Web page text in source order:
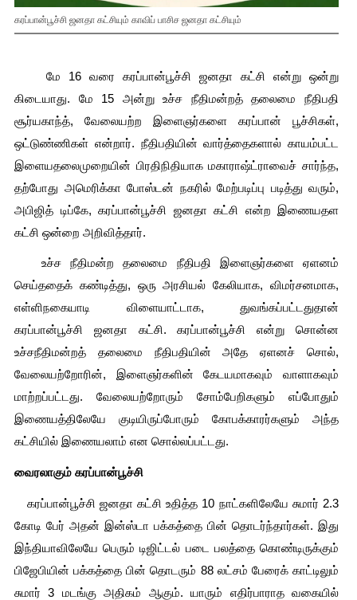
கரப்பான்பூச்சி ஜனதா கட்சியும் காவிப் பாசிச ஜனதா கட்சியும்
கிடையாது. மே 15 அன்று உச்ச நீதிமன்றத் தலைமை நீதிபதி
சூர்யகாந்த், வேலையற்ற இளைஞர்களை கரப்பான் பூச்சிகள்,
ஒட்டுண்ணிகள் என்றார். நீதிபதியின் வார்த்தைகளால் காயம்பட்ட
இளையதலைமுறையின் பிரதிநிதியாக மகாராஷ்ட்ராவைச் சார்ந்த,
தற்போது அமெரிக்கா போஸ்டன் நகரில் மேற்படிப்பு படித்து வரும்,
அபிஜித் டிப்கே, கரப்பான்பூச்சி ஜனதா கட்சி என்ற இணையதள
கட்சி ஒன்றை அறிவித்தார்.
செய்ததைக் கண்டித்து, ஒரு அரசியல் கேலியாக, விமர்சனமாக,
எள்ளிநகையாடி விளையாட்டாக, துவங்கப்பட்டதுதான்
கரப்பான்பூச்சி ஜனதா கட்சி. கரப்பான்பூச்சி என்று சொன்ன
உச்சநீதிமன்றத் தலைமை நீதிபதியின் அதே ஏளனச் சொல்,
வேலையற்றோரின், இளைஞர்களின் கேடயமாகவும் வாளாகவும்
மாற்றப்பட்டது. வேலையற்றோரும் சோம்பேறிகளும் எப்போதும்
இணையத்திலேயே குடியிருப்போரும் கோபக்காரர்களும் அந்த
கட்சியில் இணையலாம் என சொல்லப்பட்டது.
வைரலாகும் கரப்பான்பூச்சி
கோடி பேர் அதன் இன்ஸ்டா பக்கத்தை பின் தொடர்ந்தார்கள். இது
இந்தியாவிலேயே பெரும் டிஜிட்டல் படை பலத்தை கொண்டிருக்கும்
பிஜேபியின் பக்கத்தை பின் தொடரும் 88 லட்சம் பேரைக் காட்டிலும்
சுமார் 3 மடங்கு அதிகம் ஆகும். யாரும் எதிர்பாராத வகையில்